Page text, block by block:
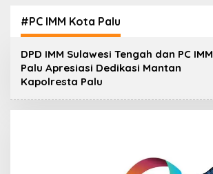
Keuangan Tetap
Terjaga
#PC IMM Kota Palu
DPD IMM Sulawesi Tengah dan PC IMM
Palu Apresiasi Dedikasi Mantan
Kapolresta Palu